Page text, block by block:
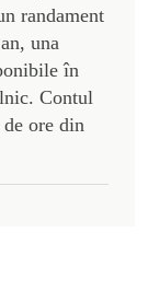
randament
una
în
Contul
ore din